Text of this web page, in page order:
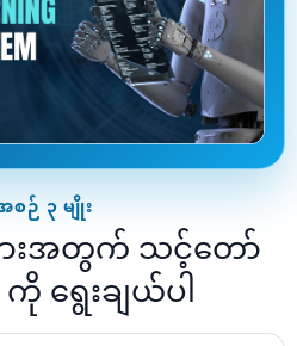
ဉ် ၃ မျိုး
းအတွက် သင့်တော်
ရွေးချယ်ပါ